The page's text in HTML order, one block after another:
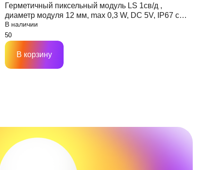
Герметичный пиксельный модуль LS 1св/д ,
диаметр модуля 12 мм, max 0,3 W, DC 5V, IP67 с
чипом 6803
В наличии
В корзину